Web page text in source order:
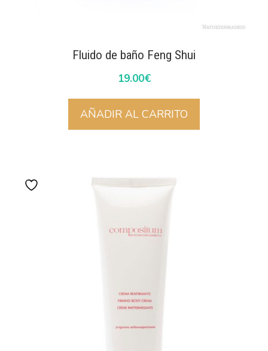
Fluido de baño Feng Shui
19.00€
AÑADIR AL CARRITO